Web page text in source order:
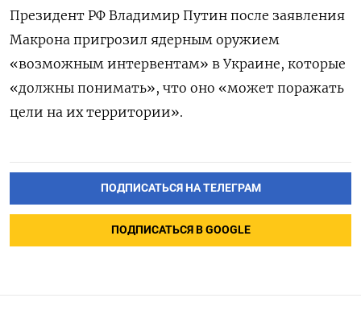
Президент РФ Владимир Путин после заявления
Макрона пригрозил ядерным оружием
«возможным интервентам» в Украине, которые
«должны понимать», что оно «может поражать
цели на их территории».
ПОДПИСАТЬСЯ НА ТЕЛЕГРАМ
ПОДПИСАТЬСЯ В GOOGLE